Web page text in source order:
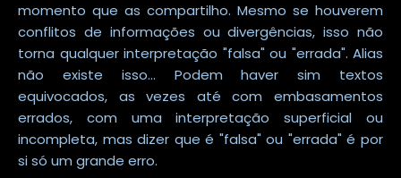
momento que as compartilho. Mesmo se houverem
conflitos de informações ou divergências, isso não
torna qualquer interpretação "falsa" ou "errada". Alias
não existe isso... Podem haver sim textos
equivocados, as vezes até com embasamentos
errados, com uma interpretação superficial ou
incompleta, mas dizer que é "falsa" ou "errada" é por
si só um grande erro.